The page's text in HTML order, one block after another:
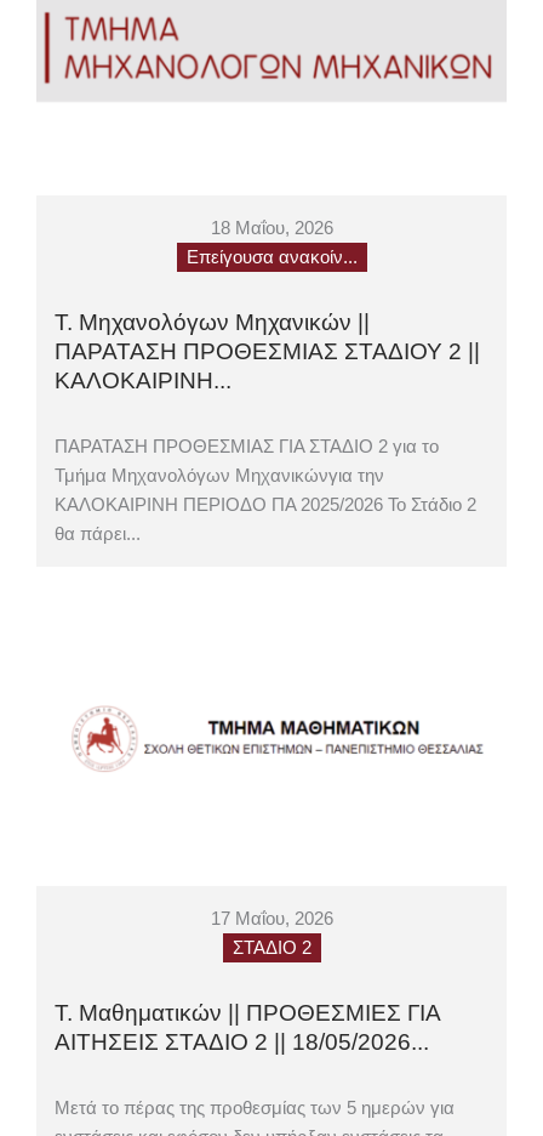
18 Μαΐου, 2026
Επείγουσα ανακοίν...
Τ. Μηχανολόγων Μηχανικών ||
ΠΑΡΑΤΑΣΗ ΠΡΟΘΕΣΜΙΑΣ ΣΤΑΔΙΟΥ 2 ||
ΚΑΛΟΚΑΙΡΙΝΗ...
ΠΑΡΑΤΑΣΗ ΠΡΟΘΕΣΜΙΑΣ ΓΙΑ ΣΤΑΔΙΟ 2 για το
Τμήμα Μηχανολόγων Μηχανικώνγια την
ΚΑΛΟΚΑΙΡΙΝΗ ΠΕΡΙΟΔΟ ΠΑ 2025/2026 Το Στάδιο 2
θα πάρει...
17 Μαΐου, 2026
ΣΤΑΔΙΟ 2
Τ. Μαθηματικών || ΠΡΟΘΕΣΜΙΕΣ ΓΙΑ
ΑΙΤΗΣΕΙΣ ΣΤΑΔΙΟ 2 || 18/05/2026...
Μετά το πέρας της προθεσμίας των 5 ημερών για